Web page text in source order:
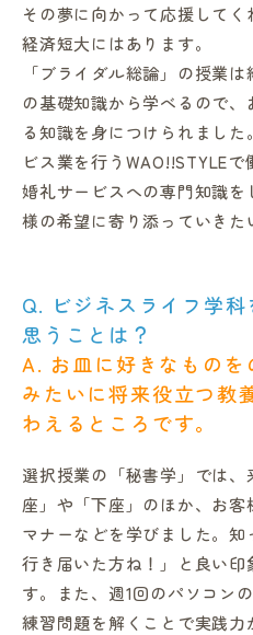
その夢に向かって応援して
経済短大にはあります。
「ブライダル総論」の授業
の基礎知識から学べるので
る知識を身につけられまし
ビス業を行うWAO!!STYLE
婚礼サービスへの専門知識
様の希望に寄り添っていきた
Q. ビジネスライフ学
思うことは？
A. お皿に好きなものを
みたいに将来役立つ教
わえるところです。
選択授業の「秘書学」では
座」や「下座」のほか、お
マナーなどを学びました。
行き届いた方ね！」と良い
す。また、週1回のパソコン
練習問題を解くことで実践力